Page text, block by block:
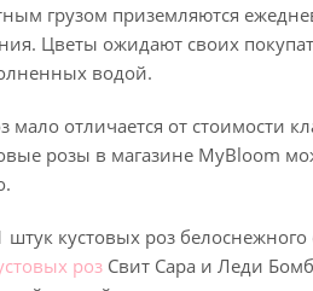
грузом приземляются
Цветы ожидают своих
водой.
мало отличается от стоимости
розы в магазине MyBloom
штук кустовых роз
роз Свит Сара и Леди